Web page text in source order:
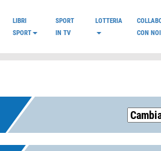
LIBRI
SPORT
SPORT
IN TV
LOTTERIA
CON NOI